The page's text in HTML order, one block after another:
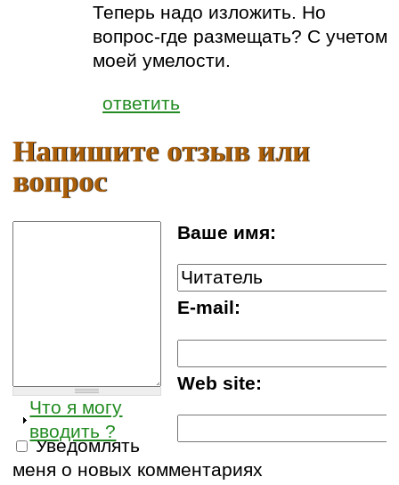
Теперь надо изложить. Но
вопрос-где размещать? C учетом
моей умелости.
ответить
Напишите отзыв или
вопрос
Ваше имя:
E-mail:
Web site:
Что я могу
вводить ?
Уведомлять
меня о новых комментариях